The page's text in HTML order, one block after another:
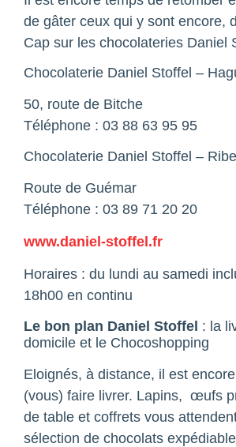
de gâter ceux qui y sont encore,
Cap sur les chocolateries Daniel
Chocolaterie Daniel Stoffel –
50, route de Bitche
Téléphone : 03 88 63 95 95
Chocolaterie Daniel Stoffel –
Route de Guémar
Téléphone : 03 89 71 20 20
www.daniel-stoffel.fr
Horaires : du lundi au samedi
18h00 en continu
Le bon plan Daniel Stoffel : la
domicile et le Chocoshopping
Eloignés, à distance, il est
(vous) faire livrer. Lapins, œufs
de table et coffrets vous
sélection de chocolats